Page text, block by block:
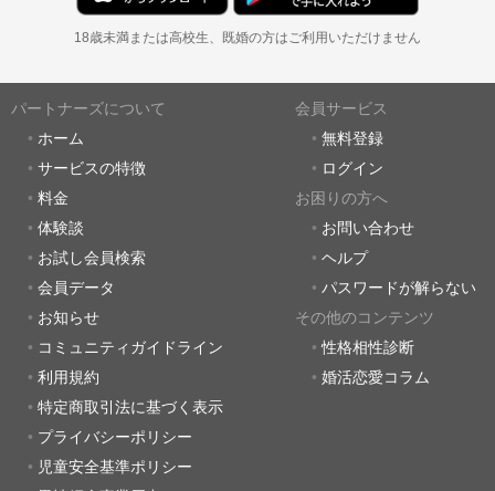
18歳未満または高校生、既婚の方はご利用いただけません
パートナーズについて
ホーム
サービスの特徴
料金
体験談
お試し会員検索
会員データ
お知らせ
コミュニティガイドライン
利用規約
特定商取引法に基づく表示
プライバシーポリシー
児童安全基準ポリシー
会員サービス
無料登録
ログイン
お困りの方へ
お問い合わせ
ヘルプ
パスワードが解らない
その他のコンテンツ
性格相性診断
婚活恋愛コラム